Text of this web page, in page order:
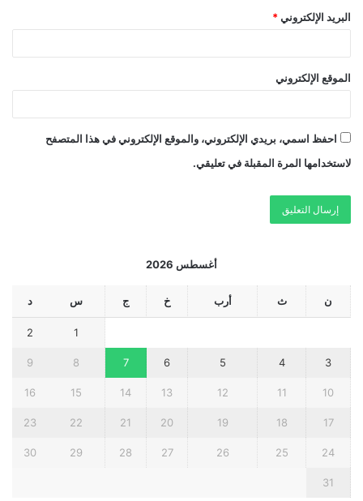
البريد الإلكتروني *
الموقع الإلكتروني
احفظ اسمي، بريدي الإلكتروني، والموقع الإلكتروني في هذا المتصفح
لاستخدامها المرة المقبلة في تعليقي.
أغسطس 2026
ن ث أرب خ ج س د
1
2
3
4
5
6
7
8
9
10
11
12
13
14
15
16
17
18
19
20
21
22
23
24
25
26
27
28
29
30
31